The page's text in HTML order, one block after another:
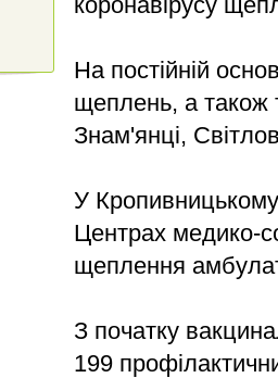
На постійній
щеплень, а також
Знам'янці,
У
Центрах медико-
щеплення
З початку
199